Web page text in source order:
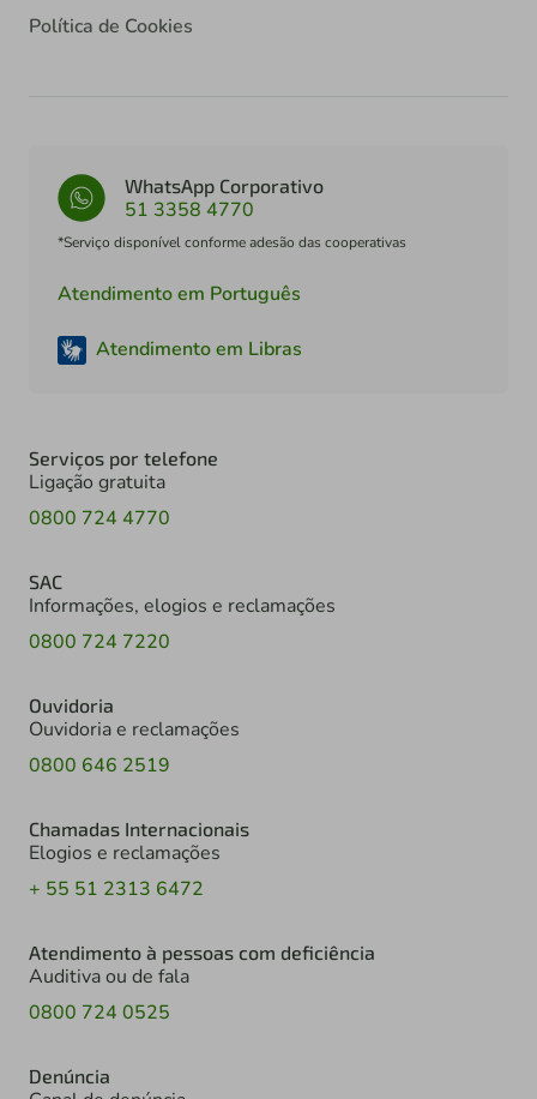
Política de Cookies
WhatsApp Corporativo
51 3358 4770
*Serviço disponível conforme adesão das cooperativas
Atendimento em Português
Atendimento em Libras
Serviços por telefone
Ligação gratuita
0800 724 4770
SAC
Informações, elogios e reclamações
0800 724 7220
Ouvidoria
Ouvidoria e reclamações
0800 646 2519
Chamadas Internacionais
Elogios e reclamações
+ 55 51 2313 6472
Atendimento à pessoas com deficiência
Auditiva ou de fala
0800 724 0525
Denúncia